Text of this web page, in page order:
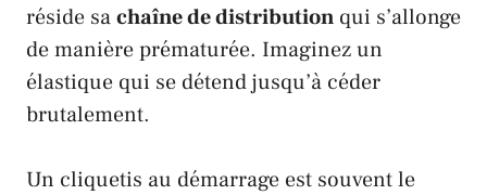
réside sachaîne de distribution qui s’allonge
de manière prématurée. Imaginez un
élastique qui se détend jusqu’à céder
brutalement.
Un cliquetis au démarrage est souvent le